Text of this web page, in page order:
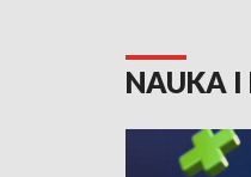
NAUKA I